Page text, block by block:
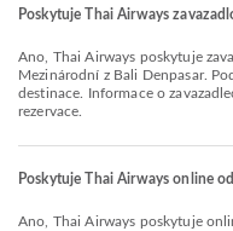
Poskytuje Thai Airways
Ano, Thai Airways poskytuje zavazadlový limit pro lety Domácí &
Mezinárodní z Bali Denpasar.
destinace. Informace o
rezervace.
Poskytuje Thai Airways online
Ano, Thai Airways poskytuje online odbavení na lety z Bali Denpasar, což